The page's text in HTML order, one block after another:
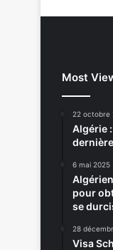
Most
22 octobre
Algérie
6 mai 2025
pour
se
28
Visa